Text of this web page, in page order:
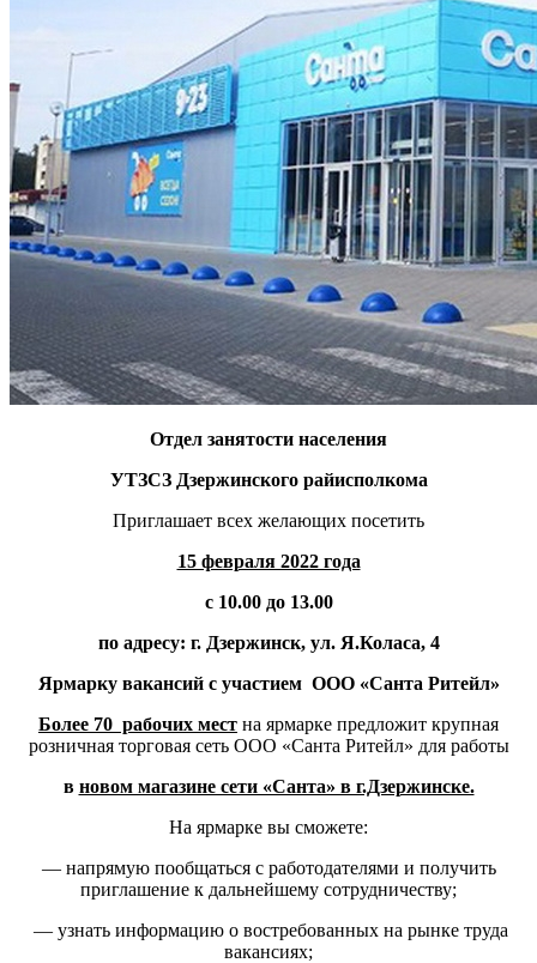
Отдел занятости населения
УТЗСЗ Дзержинского райисполкома
Приглашает всех желающих посетить
15 февраля 2022 года
с 10.00 до 13.00
по адресу: г. Дзержинск, ул. Я.Коласа, 4
Ярмарку вакансий с участием ООО «Санта Ритейл»
Более 70 рабочих мест на ярмарке предложит крупная
розничная торговая сеть ООО «Санта Ритейл» для работы
в новом магазине сети «Санта» в г.Дзержинске.
На ярмарке вы сможете:
— напрямую пообщаться с работодателями и получить
приглашение к дальнейшему сотрудничеству;
— узнать информацию о востребованных на рынке труда
вакансиях;